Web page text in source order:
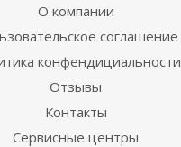
О компании
соглашение
конфендициальности
Отзывы
Контакты
Сервисные центры